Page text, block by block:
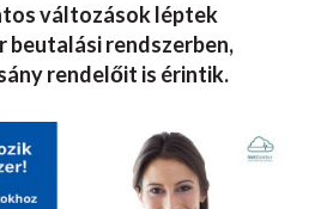
változások léptek
beutalási rendszerben,
rendelőit is érintik.